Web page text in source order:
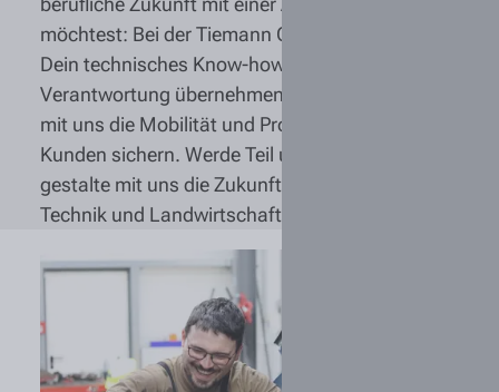
möchtest: Bei der Tiemann Gruppe kannst Du
Dein technisches Know-how einbringen,
Verantwortung übernehmen und gemeinsam
mit uns die Mobilität und Produktivität unserer
Kunden sichern. Werde Teil unseres Teams und
gestalte mit uns die Zukunft von Service,
Technik und Landwirtschaft.